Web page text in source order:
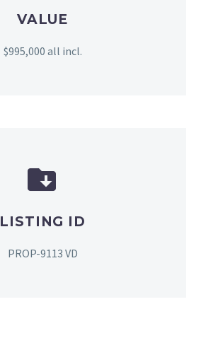
VALUE
$995,000 all incl.


LISTING ID
PROP-9113 VD